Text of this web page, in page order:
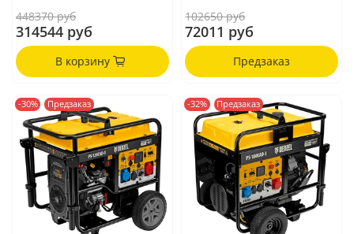
448370 руб
314544 руб
В корзину
102650 руб
72011 руб
Предзаказ
-30% Предзаказ -32% Предзаказ